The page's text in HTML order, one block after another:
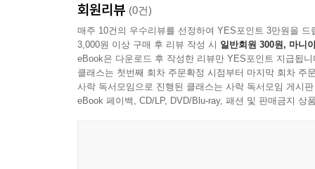
교육적으로 뛰어날 뿐만 아니라, 심슨 가족의 에피
_퍼 브로먼, 인디애나폴리스 버틀러대학 교수
더없이 훌륭한 책이다. 웃기는 주제에 대한 심각한
_마트 I. 핀스키, 『심슨 가족의 복음The Gospel
회원리뷰 (0건)
매주 10건의 우수리뷰를 선정하여 YES포인트 3만원을 드
3,000원 이상 구매 후 리뷰 작성 시 일반회원 300원, 마니
eBook은 다운로드 후 작성한 리뷰만 YES포인트 지급됩니
클래스는 첫번째 회차 주문확정 시점부터 마지막 회차 주
사락 독서모임으로 진행된 클래스는 사락 독서모임 게시
eBook 페이백, CD/LP, DVD/Blu-ray, 패션 및 판매금지 상